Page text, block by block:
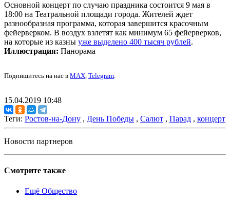
Основной концерт по случаю праздника состоится 9 мая в
18:00 на Театральной площади города. Жителей ждет
разнообразная программа, которая завершится красочным
фейерверком. В воздух взлетят как минимум 65 фейерверков,
на которые из казны уже выделено 400 тысяч рублей.
Иллюстрация: Панорама
Подпишитесь на нас в MAX, Telegram.
15.04.2019 10:48
Теги: Ростов-на-Дону , День Победы , Салют , Парад , концерт
Новости партнеров
Смотрите также
Ещё Общество